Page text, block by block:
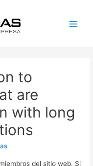
to
are
with long
del sitio web. Si